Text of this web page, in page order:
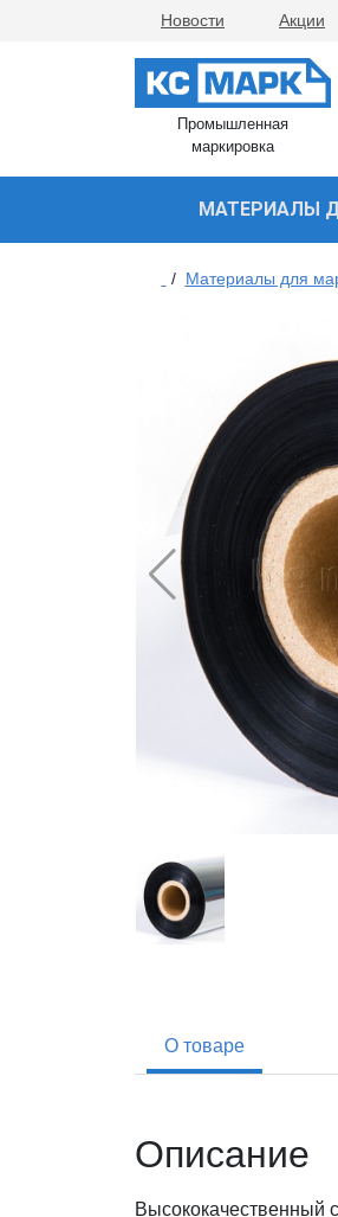
Новости Акции
Промышленная
маркировка
МАТЕРИАЛЫ
/ Материалы для
О товаре
Описание
Высококачественный